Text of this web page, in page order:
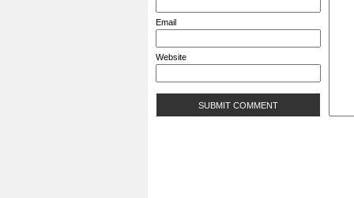
Email
Website